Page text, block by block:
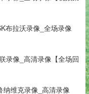
布拉沃录像_全场录像
录像_高清录像【全场回
维克录像_高清录像